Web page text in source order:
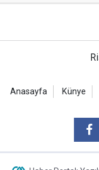
Anasayfa Künye